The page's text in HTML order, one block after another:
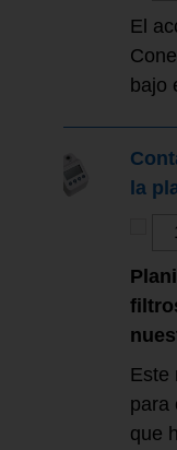
El
bajo
la
Este
para
que